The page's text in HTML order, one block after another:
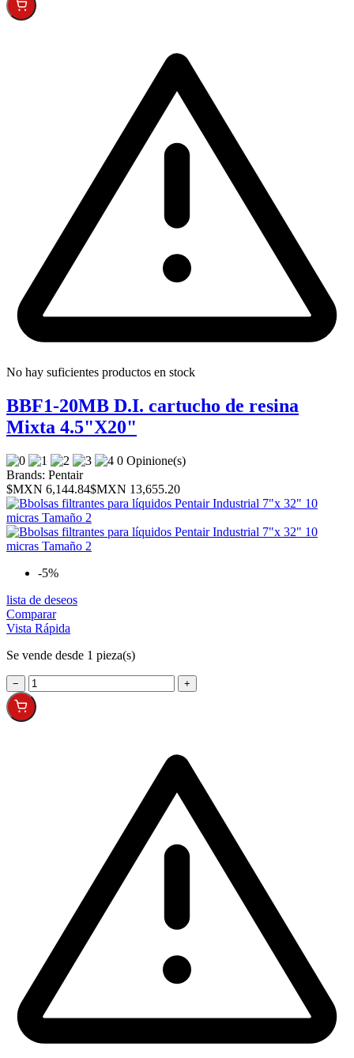
No hay suficientes productos en stock
BBF1-20MB D.I. cartucho de resina
Mixta 4.5"X20"
0 Opinione(s)
Brands: Pentair
$MXN 6,144.84$MXN 13,655.20
-5%
lista de deseos
Comparar
Vista Rápida
Se vende desde 1 pieza(s)
− +